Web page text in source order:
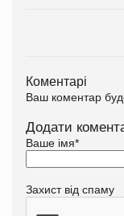
Коментарі
Ваш коментар
Додати
Ваше імя*
Захист від спаму